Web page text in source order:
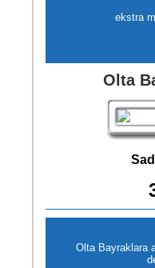
ekstra
Olta
Olta Bayraklara